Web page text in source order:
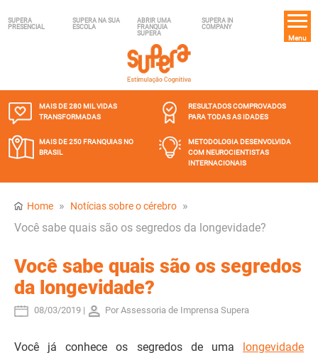
SUPERA
PRESENCIAL
SUPERA NA SUA
ESCOLA
ABRIR UMA
FRANQUIA
SUPERA
SUPERA IN
COMPANY
Menu
MAIS DE 280 MILVIDAS
TRANSFORMADAS
RESULTADOS COMPROVADOS
PARA TODAS AS IDADES
MAIS DE 250 FRANQUIASNO
BRASIL
METODOLOGIA DESENVOLVIDA
COM NEUROCIENTISTAS
INTERNACIONAIS
Home » Notícias sobre o cérebro »
Você sabe quais são os segredos da longevidade?
Você sabe quais são os segredos
da longevidade?
08/03/2019 | Por Assessoria de Imprensa Supera
Você já conhece os segredos de uma
longevidade